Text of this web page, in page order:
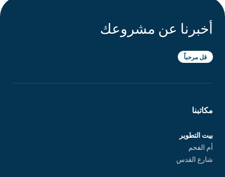
أخبرنا عن مشروعك
قل مرحباً
مكاتبنا
بيت التطوير
أم الفحم
شارع القدس